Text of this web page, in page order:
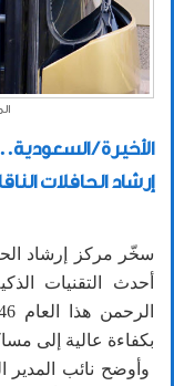
الأخيرة /
إرشاد الحافلات
سخّر مركز إرشاد
أحدث التقنيات
بكفاءة عالية إلى
وأوضح نائب المدير